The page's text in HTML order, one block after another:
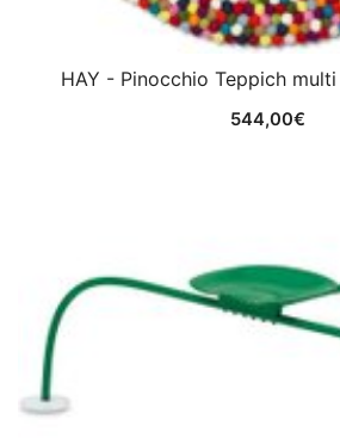
HAY - Pinocchio Teppich
544,00€